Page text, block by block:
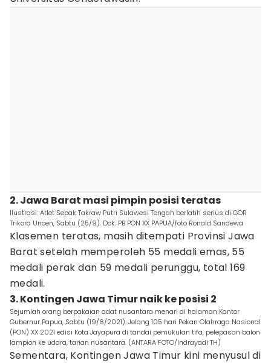
2. Jawa Barat masi pimpin posisi teratas
Ilustrasi: Atlet Sepak Takraw Putri Sulawesi Tengah berlatih serius di GOR
Trikora Uncen, Sabtu (25/9). Dok. PB PON XX PAPUA/foto Ronald Sandewa
Klasemen teratas, masih ditempati Provinsi Jawa
Barat setelah memperoleh 55 medali emas, 55
medali perak dan 59 medali perunggu, total 169
medali.
3. Kontingen Jawa Timur naik ke posisi 2
Sejumlah orang berpakaian adat nusantara menari di halaman Kantor
Gubernur Papua, Sabtu (19/6/2021). Jelang 105 hari Pekan Olahraga Nasional
(PON) XX 2021 edisi Kota Jayapura di tandai pemukulan tifa, pelepasan balon
lampion ke udara, tarian nusantara. (ANTARA FOTO/Indrayadi TH)
Sementara, Kontingen Jawa Timur kini menyusul di